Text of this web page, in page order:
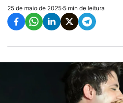
25 de maio de 2025·5 min de leitura